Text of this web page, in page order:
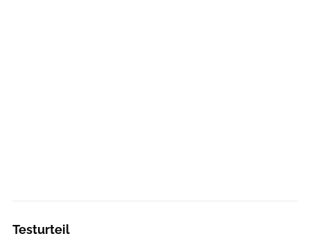
Testurteil